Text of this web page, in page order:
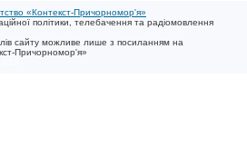
«Контекст-Причорномор'я»
політики, телебачення та радіомовлення
сайту можливе лише з посиланням на
Причорномор'я»